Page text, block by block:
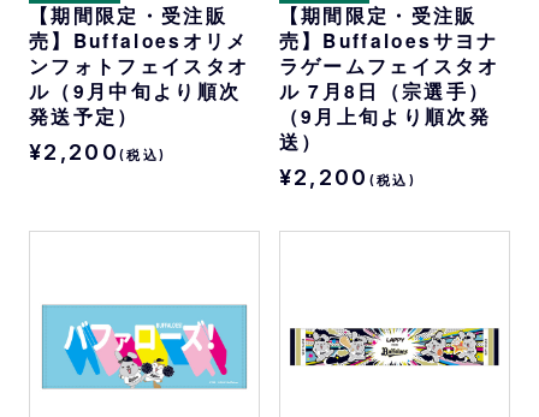
【期間限定・受注販
売】Buffaloesオリメ
ンフォトフェイスタオ
ル（9月中旬より順次
発送予定）
¥2,200 (税込)
【期間限定・受注販
売】Buffaloesサヨナ
ラゲームフェイスタオ
ル 7月8日（宗選手）
（9月上旬より順次発
送）
¥2,200 (税込)